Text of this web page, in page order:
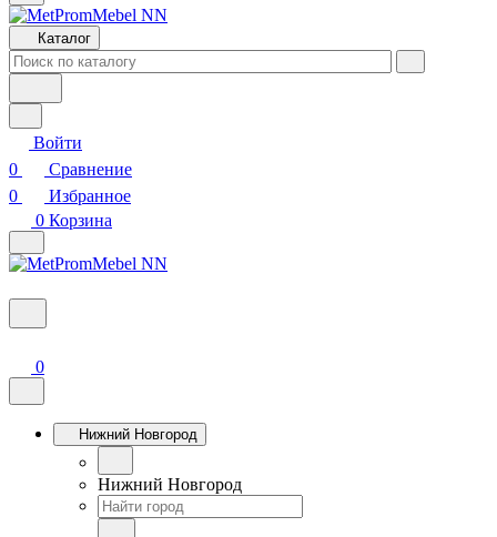
Каталог
Войти
0
Сравнение
0
Избранное
0 Корзина
0
Нижний Новгород
Нижний Новгород